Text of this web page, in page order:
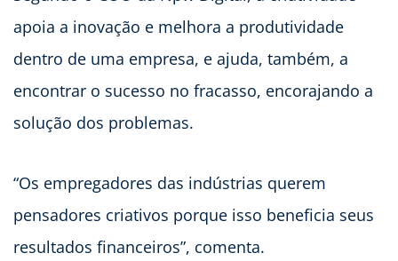
apoia a inovação e melhora a produtividade
dentro de uma empresa, e ajuda, também, a
encontrar o sucesso no fracasso, encorajando a
solução dos problemas.
“Os empregadores das indústrias querem
pensadores criativos porque isso beneficia seus
resultados financeiros”, comenta.